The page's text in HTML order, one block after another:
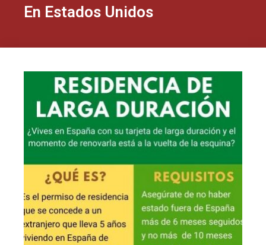
En Estados Unidos